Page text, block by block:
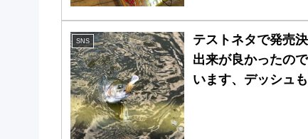
SNS
テストネタで発売
出来が良かったの
います、デッシュ